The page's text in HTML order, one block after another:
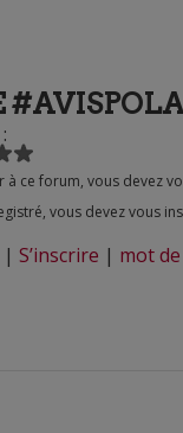
fourni. Si vous
vous devez vous
| S’inscrire | mot